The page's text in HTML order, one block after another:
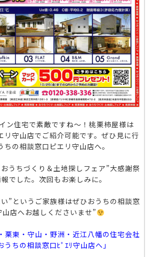
ン住宅で素敵ですね～！桃栗柿屋様は
守山店でご紹介可能です。 ぜひ見に行
の相談窓口ピエリ守山店へ。
うちづくり＆土地探しフェア”大感謝祭
でした。次回もお楽しみに。
”というご家族様はぜひおうちの相談窓
山店へお越しくださいませ”
栗東・守山・野洲・近江八幡の住宅会社
うちの相談窓口ﾋﾟｴﾘ守山店へ」